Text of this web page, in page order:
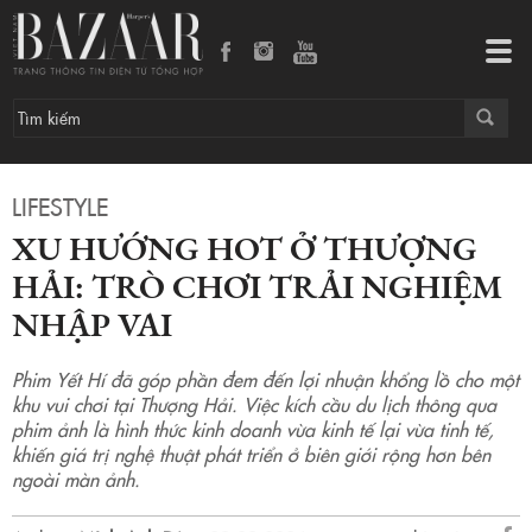
LIFESTYLE
XU HƯỚNG HOT Ở THƯỢNG
HẢI: TRÒ CHƠI TRẢI NGHIỆM
NHẬP VAI
Phim Yết Hí đã góp phần đem đến lợi nhuận khổng lồ cho một
khu vui chơi tại Thượng Hải. Việc kích cầu du lịch thông qua
phim ảnh là hình thức kinh doanh vừa kinh tế lại vừa tinh tế,
khiến giá trị nghệ thuật phát triển ở biên giới rộng hơn bên
ngoài màn ảnh.